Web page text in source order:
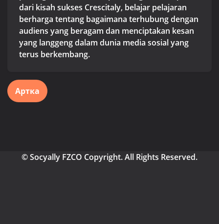
dari kisah sukses Crescitaly, belajar pelajaran
berharga tentang bagaimana terhubung dengan
audiens yang beragam dan menciptakan kesan
yang langgeng dalam dunia media sosial yang
terus berkembang.
Артка
© Socyally FZCO Copyright. All Rights Reserved.